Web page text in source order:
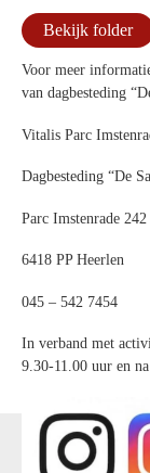
Bekijk folder
Voor meer
van dagbesteding
Vitalis Parc
Dagbesteding “De
Parc Imstenrade 242
6418 PP Heerlen
045 – 542 7454
In verband met
9.30-11.00 uur en